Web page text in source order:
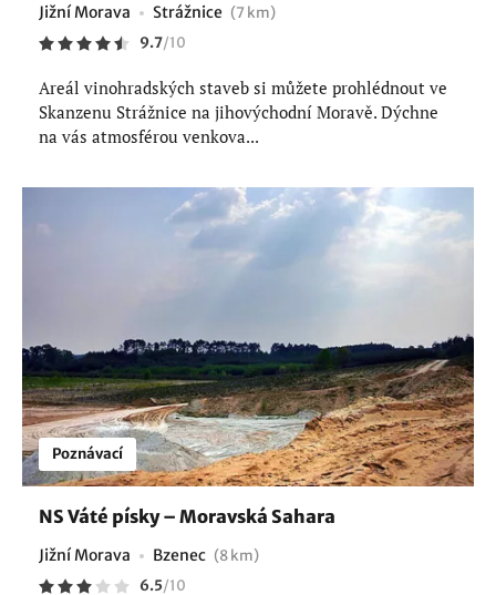
Jižní Morava Strážnice (7 km)
9.7/10
Areál vinohradských staveb si můžete prohlédnout ve
Skanzenu Strážnice na jihovýchodní Moravě. Dýchne
na vás atmosférou venkova...
Poznávací
NS Váté písky – Moravská Sahara
Jižní Morava Bzenec (8 km)
6.5/10